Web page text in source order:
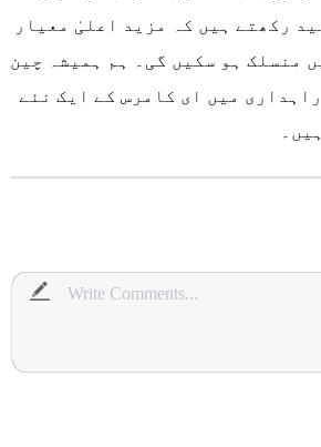
رکھتے ہیں کہ مزید اعلیٰ معیار
منسلک ہو سکیں گی۔ ہم ہمیشہ چین
میں ای کامرس کے ایک نئے